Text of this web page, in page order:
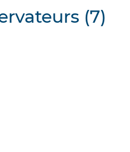
(7)